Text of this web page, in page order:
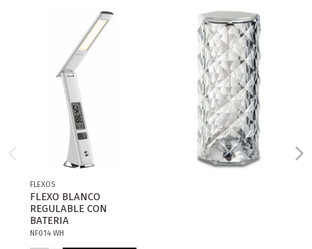
FLEXOS
FLEXO BLANCO
REGULABLE CON
BATERIA
NF014 WH